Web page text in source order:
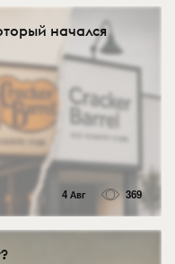
начался
4 Авг 369